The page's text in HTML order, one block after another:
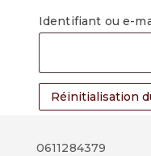
Identifiant ou e-
Réinitialisation
0611284379